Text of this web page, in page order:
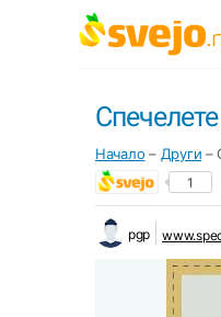
Начало – Други –
1
pgp